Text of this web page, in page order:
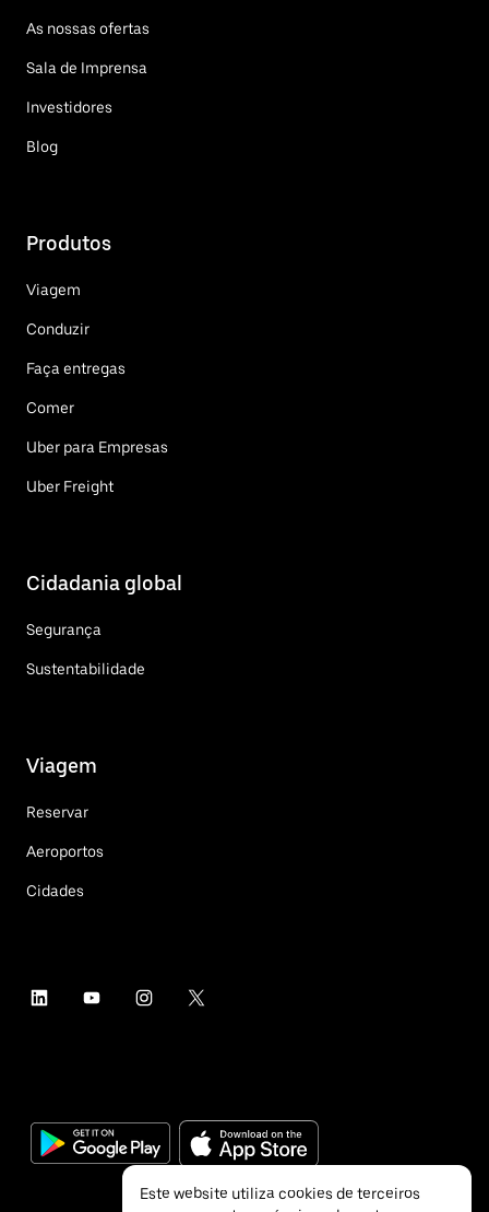
As nossas ofertas
Sala de Imprensa
Investidores
Blog
Produtos
Viagem
Conduzir
Faça entregas
Comer
Uber para Empresas
Uber Freight
Cidadania global
Segurança
Sustentabilidade
Viagem
Reservar
Aeroportos
Cidades
Este website utiliza cookies de terceiros